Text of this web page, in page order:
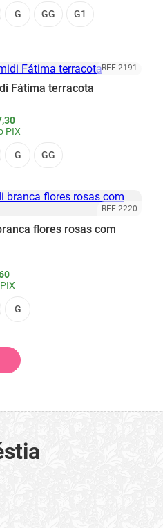
G GG G1
REF 2191
Fátima terracota
PIX
G GG
REF 2220
flores rosas com
G